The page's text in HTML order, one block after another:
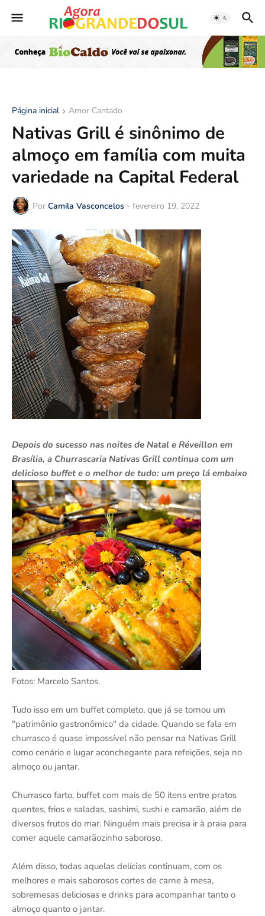
Página inicial Amor Cantado
Nativas Grill é sinônimo de
almoço em família com muita
variedade na Capital Federal
Por Camila Vasconcelos - fevereiro 19, 2022
Depois do sucesso nas noites de Natal e Réveillon em
Brasília, a Churrascaria Nativas Grill continua com um
delicioso buffet e o melhor de tudo: um preço lá embaixo
Fotos: Marcelo Santos.
Tudo isso em um buffet completo, que já se tornou um
"patrimônio gastronômico" da cidade. Quando se fala em
churrasco é quase impossível não pensar na Nativas Grill
como cenário e lugar aconchegante para refeições, seja no
almoço ou jantar.
Churrasco farto, buffet com mais de 50 itens entre pratos
quentes, frios e saladas, sashimi, sushi e camarão, além de
diversos frutos do mar. Ninguém mais precisa ir à praia para
comer aquele camarãozinho saboroso.
Além disso, todas aquelas delícias continuam, com os
melhores e mais saborosos cortes de carne à mesa,
sobremesas deliciosas e drinks para acompanhar tanto o
almoço quanto o jantar.